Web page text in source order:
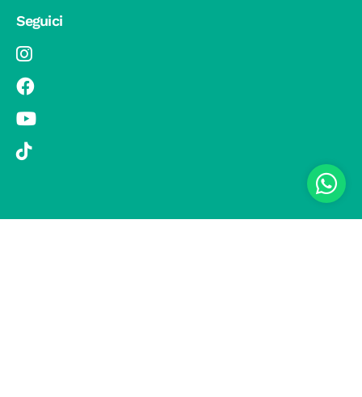
Seguici